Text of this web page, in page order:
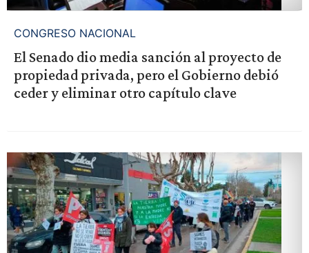
CONGRESO NACIONAL
El Senado dio media sanción al proyecto de
propiedad privada, pero el Gobierno debió
ceder y eliminar otro capítulo clave